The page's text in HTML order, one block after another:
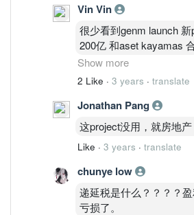
Vin Vin
很少看到genm launch 新
200亿 和aset kayamas 合
https://
%E5%8A%BF/
2%A0aset-
D
Show more
2 Like · 3 years · translate
Jonathan Pang
这project没用，就房地
Like · 3 years · translate
chunye low
递延税是什么？？？？
亏损了。